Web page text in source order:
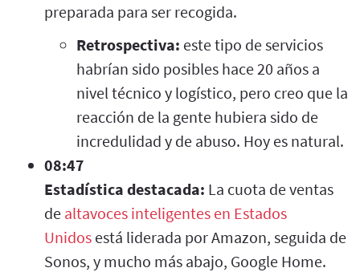
preparada para ser recogida.
Retrospectiva: este tipo de servicios
habrían sido posibles hace 20 años a
nivel técnico y logístico, pero creo que la
reacción de la gente hubiera sido de
incredulidad y de abuso. Hoy es natural.
08:47
Estadística destacada: La cuota de ventas
de altavoces inteligentes en Estados
Unidos está liderada por Amazon, seguida de
Sonos, y mucho más abajo, Google Home.